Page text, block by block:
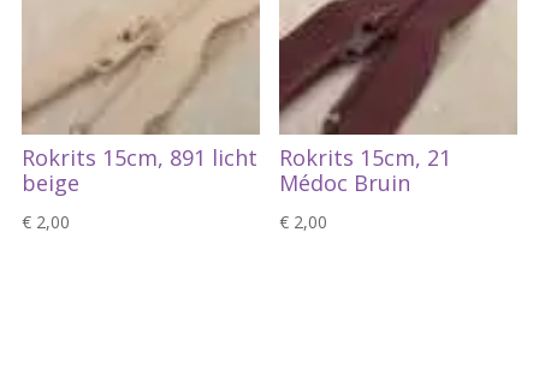
Rokrits 15cm, 891 licht
beige
€2,00
Rokrits 15cm, 21
Médoc Bruin
€ 2,00